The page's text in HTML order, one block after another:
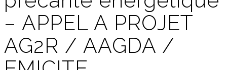
– APPEL A PROJET
AG2R / AAGDA /